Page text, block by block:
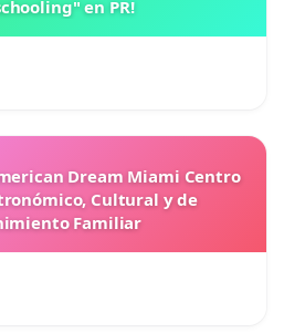
en PR!
Dream Miami Centro
Cultural y de
Familiar